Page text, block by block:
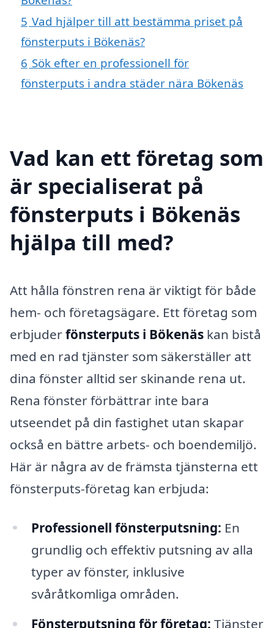
5 Vad hjälper till att bestämma priset på
fönsterputs i Bökenäs?
6 Sök efter en professionell för
fönsterputs i andra städer nära Bökenäs
Vad kan ett företag som
är specialiserat på
fönsterputs i Bökenäs
hjälpa till med?
Att hålla fönstren rena är viktigt för både
hem- och företagsägare. Ett företag som
erbjuderfönsterputs i Bökenäs kan bistå
med en rad tjänster som säkerställer att
dina fönster alltid ser skinande rena ut.
Rena fönster förbättrar inte bara
utseendet på din fastighet utan skapar
också en bättre arbets- och boendemiljö.
Här är några av de främsta tjänsterna ett
fönsterputs-företag kan erbjuda:
Professionell fönsterputsning: En
grundlig och effektiv putsning av alla
typer av fönster, inklusive
svåråtkomliga områden.
Fönsterputsning för företag: Tjänster